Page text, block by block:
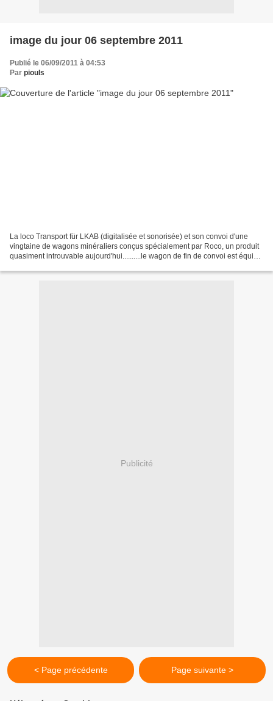
image du jour 06 septembre 2011
Publié le 06/09/2011 à 04:53
Par piouls
La loco Transport für LKAB (digitalisée et sonorisée) et son convoi d'une
vingtaine de wagons minéraliers conçus spécialement par Roco, un produit
quasiment introuvable aujourd'hui..........le wagon de fin de convoi est équipé
Publicité
< Page précédente Page suivante >